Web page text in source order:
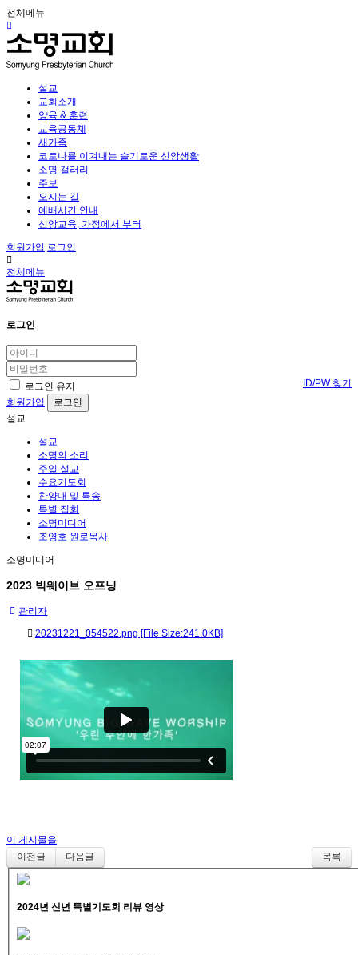
전체메뉴
설교
교회소개
양육 & 훈련
교육공동체
새가족
코로나를 이겨내는 슬기로운 신앙생활
소명 갤러리
주보
오시는 길
예배시간 안내
신앙교육, 가정에서 부터
회원가입 로그인
전체메뉴
로그인
로그인 유지
ID/PW 찾기
회원가입
설교
설교
소명의 소리
주일 설교
수요기도회
찬양대 및 특송
특별 집회
소명미디어
조영호 원로목사
소명미디어
2023 빅웨이브 오프닝
관리자
20231221_054522.png [File Size:241.0KB]
이 게시물을
이전글
다음글 목록
2024년 신년 특별기도회 리뷰 영상